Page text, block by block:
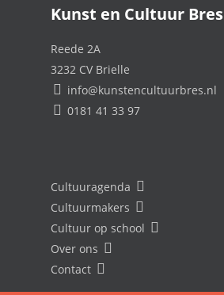
Kunst en Cultuur Bres
Reede 2A
3232 CV Brielle
info@kunstencultuurbres.nl
0181 41 33 97
Cultuuragenda
Cultuurmakers
Cultuur op school
Over ons
Contact